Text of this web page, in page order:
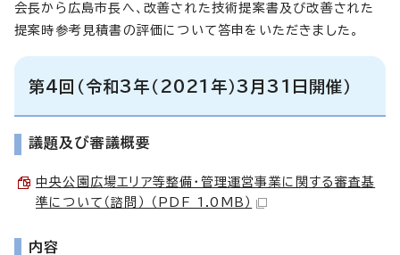
会長から広島市長へ、改善された技術提案書及び改善された
提案時参考見積書の評価について答申をいただきました。
第4回（令和3年（2021年）3月31日開催）
議題及び審議概要
中央公園広場エリア等整備・管理運営事業に関する審査基
準について（諮問） （PDF 1.0MB）
内容